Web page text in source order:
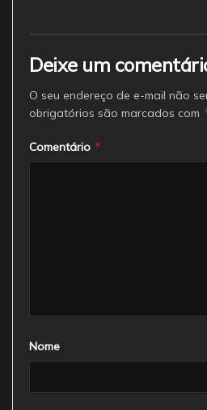
Deixe um
O seu endereço de e-mail não
obrigatórios são marcados com
Comentário *
Nome